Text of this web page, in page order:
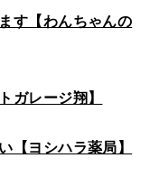
す【わんちゃんの
ガレージ翔】
【ヨシハラ薬局】